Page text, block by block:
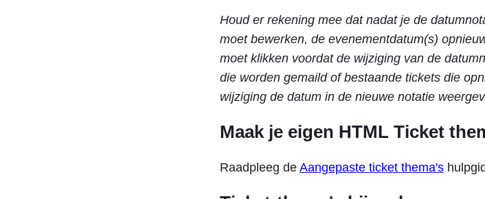
Houd er rekening mee dat nadat je de
moet bewerken, de evenementdatum(s)
moet klikken voordat de wijziging van de
die worden gemaild of bestaande tickets die
wijziging de datum in de nieuwe notatie
Maak je eigen HTML Ticket
Raadpleeg de Aangepaste ticket thema's